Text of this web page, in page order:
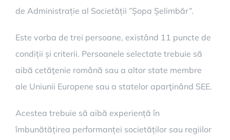
de Administrație al Societății ”Șopa Șelimbăr”.
Este vorba de trei persoane, existând 11 puncte de
condiții și criterii. Persoanele selectate trebuie să
aibă cetăţenie română sau a altor state membre
ale Uniunii Europene sau a statelor aparţinând SEE.
Acestea trebuie să aibă experiență în
îmbunătățirea performanței societăților sau regiilor